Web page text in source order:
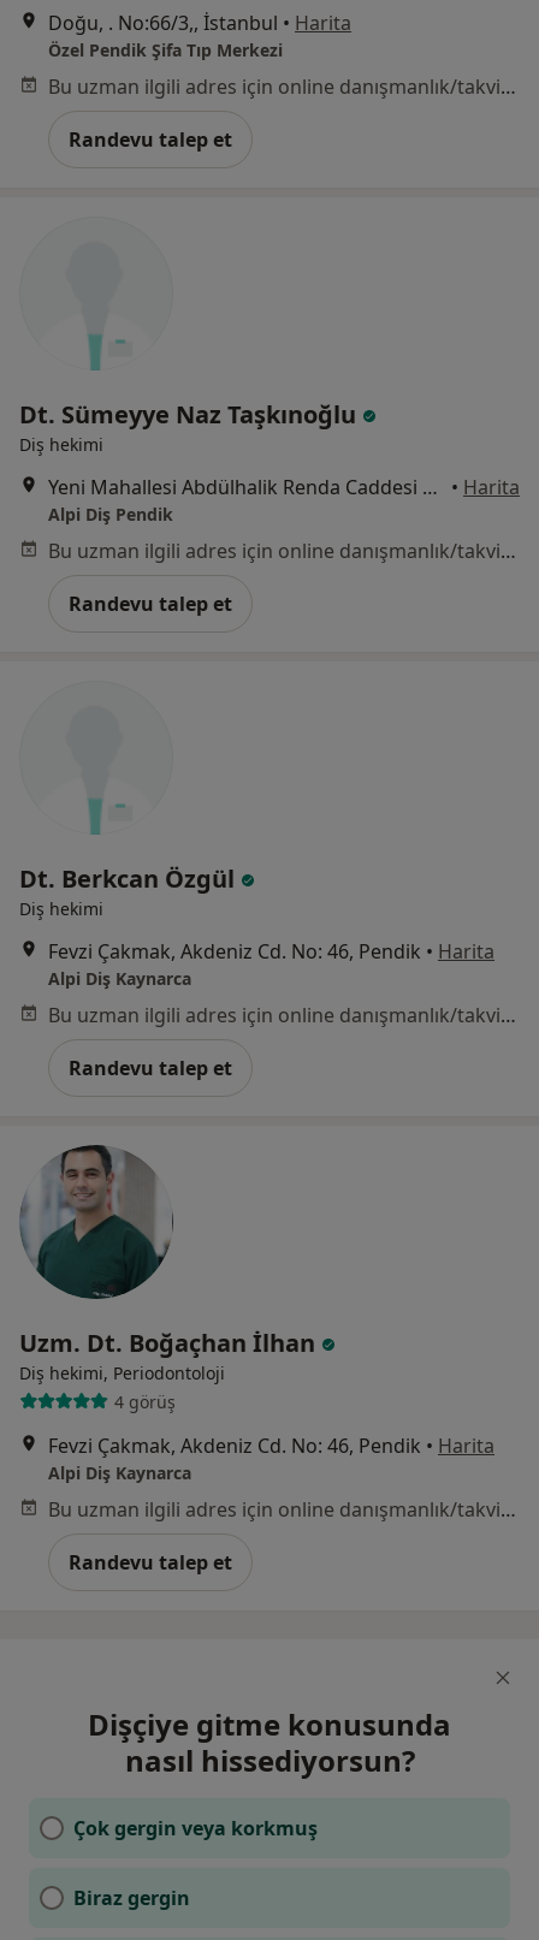
Doğu, . No:66/3,, İstanbul • Harita
Özel Pendik Şifa Tıp Merkezi
Bu uzman ilgili adres için online danışmanlık/takvim sunmuyor.
Randevu talep et
Dt. Sümeyye Naz Taşkınoğlu
Diş hekimi
Yeni Mahallesi Abdülhalik Renda Caddesi No:28, Pendik • Harita
Alpi Diş Pendik
Bu uzman ilgili adres için online danışmanlık/takvim sunmuyor.
Randevu talep et
Dt. Berkcan Özgül
Diş hekimi
Fevzi Çakmak, Akdeniz Cd. No: 46, Pendik • Harita
Alpi Diş Kaynarca
Bu uzman ilgili adres için online danışmanlık/takvim sunmuyor.
Randevu talep et
Uzm. Dt. Boğaçhan İlhan
Diş hekimi, Periodontoloji
4 görüş
Fevzi Çakmak, Akdeniz Cd. No: 46, Pendik • Harita
Alpi Diş Kaynarca
Bu uzman ilgili adres için online danışmanlık/takvim sunmuyor.
Randevu talep et
Dişçiye gitme konusunda
nasıl hissediyorsun?
Çok gergin veya korkmuş
Biraz gergin